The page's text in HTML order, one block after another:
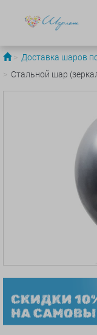
Доставка шаров
Стальной шар